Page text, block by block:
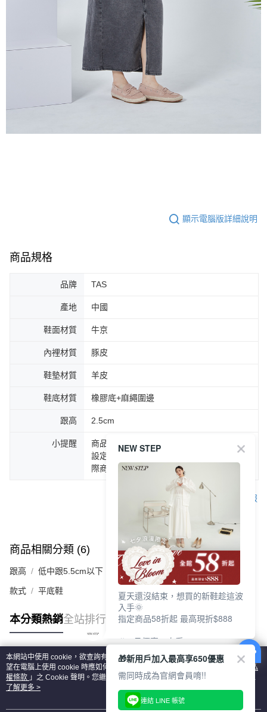
顯示電腦版詳細說明
商品規格
品牌 TAS
產地 中國
鞋面材質 牛京
內裡材質 豚皮
鞋墊材質 羊皮
鞋底材質 橡膠底+麻繩圍邊
跟高 2.5cm
小提醒
商品圖片顏色會因拍攝燈光環境或個人螢幕
設定不同，而造成部份色差現象，顏色以實
際商品為主。
客服
商品相關分類 (6) 查看全部
跟高 低中跟5.5cm以下
款式 平底鞋
本分類熱銷全站排行
熱門標籤
本網站中使用 cookie，欲查詢有關本網站使用 cookie 方式之詳情，及若您不希
望在電腦上使用 cookie 時應如何變更電腦的 cookie 設定，請參閱本網站「
隱私
權條款 」之 Cookie 聲明。您繼續使用本網站即表示您同意本公司得按本網站使
用條款之 Cookie 聲明使用 cookie。
了解更多 >
NEW STEP
夏天還沒結束，想買的新鞋趁這波
入手🌞
指定商品58折起 最高現折$888
🎉 8月優惠一次看
①LINE購物最高10%回饋
②每周限定品現折200
③指定商品58折起 最高現折$888
上班鞋、休閒鞋、涼鞋一次逛齊
好搭、出遊好走、聚會也漂亮
🎁新用戶加入最高享650優惠
需同時成為官網會員唷!!
連結 LINE 帳號